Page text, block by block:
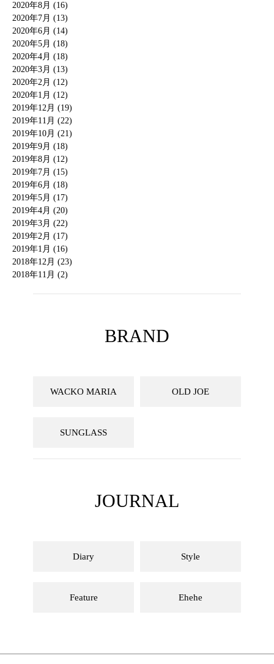
2020年8月 (16)
2020年7月 (13)
2020年6月 (14)
2020年5月 (18)
2020年4月 (18)
2020年3月 (13)
2020年2月 (12)
2020年1月 (12)
2019年12月 (19)
2019年11月 (22)
2019年10月 (21)
2019年9月 (18)
2019年8月 (12)
2019年7月 (15)
2019年6月 (18)
2019年5月 (17)
2019年4月 (20)
2019年3月 (22)
2019年2月 (17)
2019年1月 (16)
2018年12月 (23)
2018年11月 (2)
BRAND
WACKO MARIA OLD JOE
SUNGLASS
JOURNAL
Diary Style
Feature Ehehe